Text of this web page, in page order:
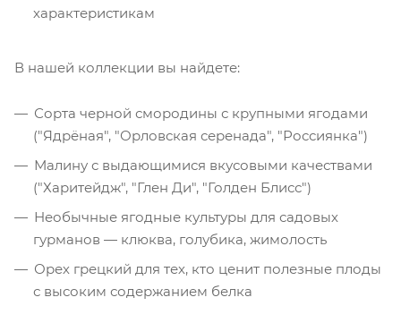
характеристикам
В нашей коллекции вы найдете:
Сорта черной смородины с крупными ягодами
("Ядрёная", "Орловская серенада", "Россиянка")
Малину с выдающимися вкусовыми качествами
("Харитейдж", "Глен Ди", "Голден Блисс")
Необычные ягодные культуры для садовых
гурманов — клюква, голубика, жимолость
Орех грецкий для тех, кто ценит полезные плоды
с высоким содержанием белка